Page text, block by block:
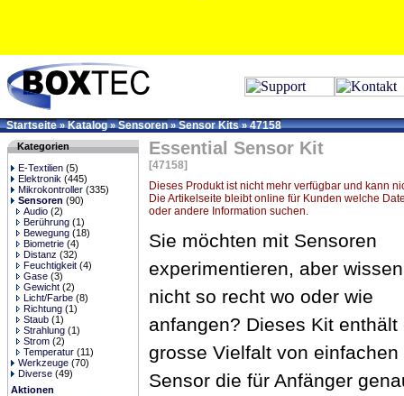
Startseite»Katalog»Sensoren»Sensor Kits»47158
Kategorien
E-Textilien (5)
Elektronik (445)
Mikrokontroller (335)
Sensoren (90)
Audio (2)
Berührung (1)
Bewegung (18)
Biometrie (4)
Distanz (32)
Feuchtigkeit (4)
Gase (3)
Gewicht (2)
Licht/Farbe (8)
Richtung (1)
Staub (1)
Strahlung (1)
Strom (2)
Temperatur (11)
Werkzeuge (70)
Diverse (49)
Aktionen
Essential Sensor Kit
[47158]
Dieses Produkt ist nicht mehr verfügbar und kann
Die Artikelseite bleibt online für Kunden welche
oder andere Information suchen.
Sie möchten mit Sensoren
experimentieren, aber wissen
nicht so recht wo oder wie
anfangen? Dieses Kit enthält
grosse Vielfalt von einfachen
Sensor die für Anfänger